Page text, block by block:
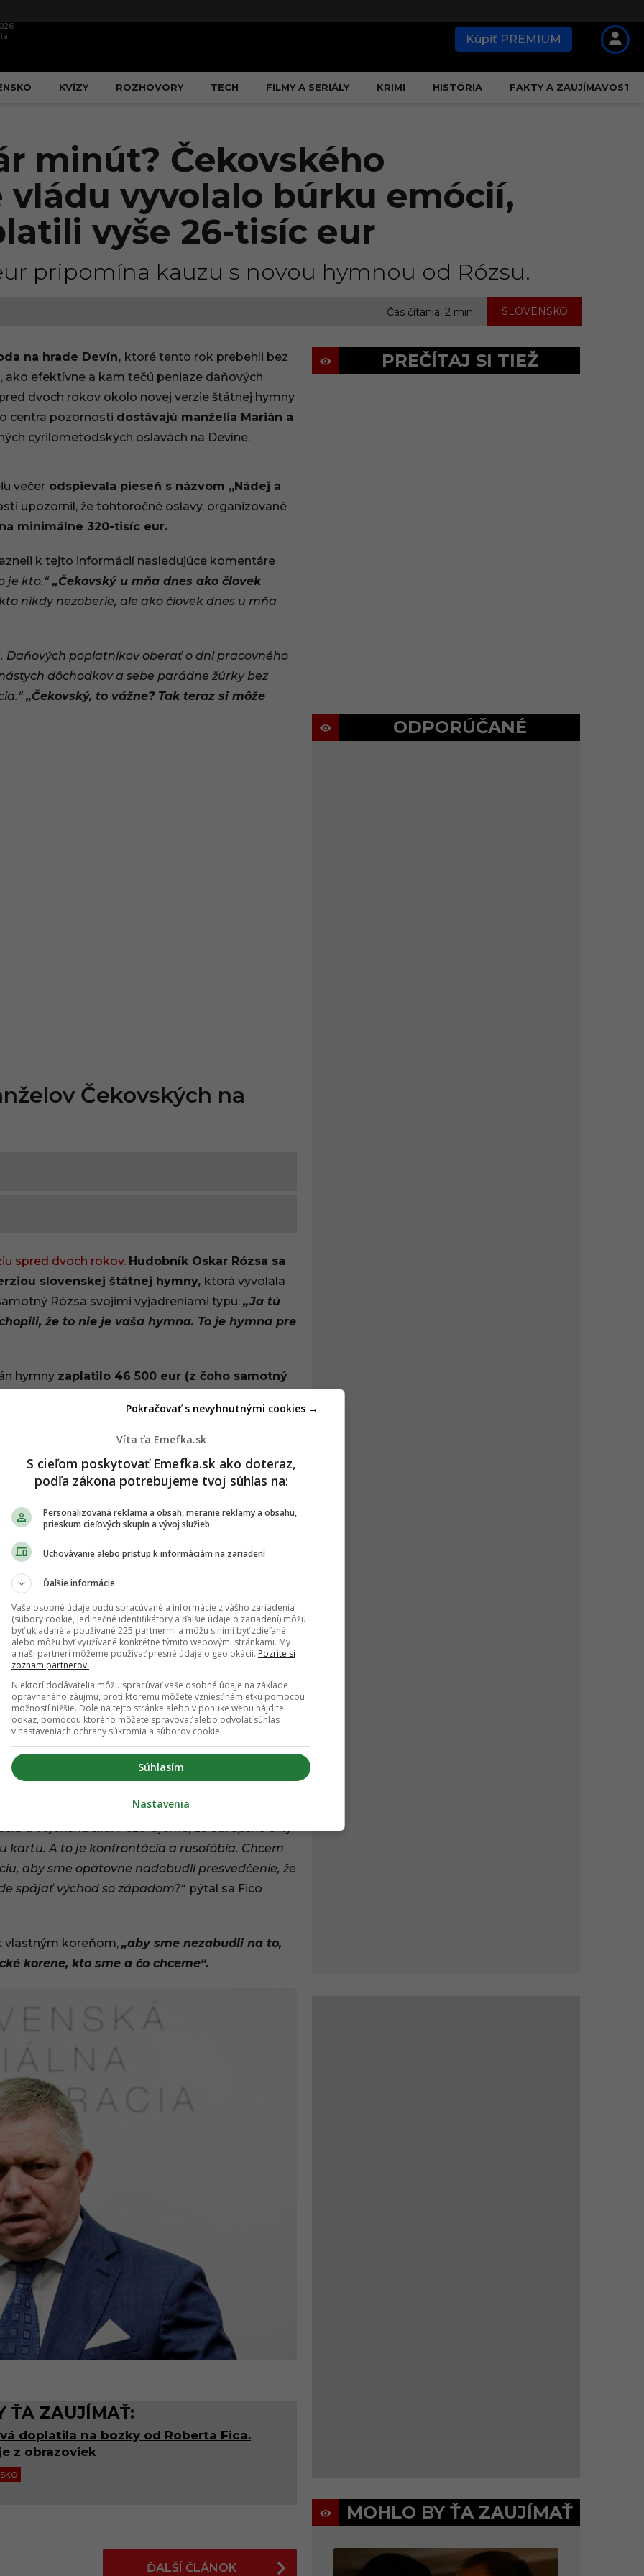
Kúpiť PREMIUM
KVÍZY ROZHOVORY TECH FILMY A SERIÁLY KRIMI HISTÓRIA FAKTY A ZAUJÍMAVOSTI
minút? Čekovského
vyvolalo búrku emócií,
vyše 26-tisíc eur
pripomína kauzu s novou hymnou od Rózsu.
Čas čítania: 2 min SLOVENSKO
na hrade Devín, ktoré tento rok prebehli bez
efektívne a kam tečú peniaze daňových
dvoch rokov okolo novej verzie štátnej hymny
centra pozornosti dostávajú manželia Marián a
cyrilometodských oslavách na Devíne.
večer odspievala pieseň s názvom „Nádej a
upozornil, že tohtoročné oslavy, organizované
minimálne 320-tisíc eur.
k tejto informácií nasledujúce komentáre
je kto.“ „Čekovský u mňa dnes ako človek
nikdy nezoberie, ale ako človek dnes u mňa
Daňových poplatníkov oberať o dni pracovného
dôchodkov a sebe parádne žúrky bez
“ „Čekovský, to vážne? Tak teraz si môže
Čekovských na
spred dvoch rokov. Hudobník Oskar Rózsa sa
slovenskej štátnej hymny, ktorá vyvolala
Rózsa svojimi vyjadreniami typu: „Ja tú
že to nie je vaša hymna. To je hymna pre
hymny zaplatilo 46 500 eur (z čoho samotný
produkciu), verejnosť ju dodnes, s
nikde inde poriadne počuť.
ŤA ZAUJÍMAŤ:
na slovenskej scéne: „Geriatrická
nahnevaný Oskar Rózsa Skrúcanému
neho rozkladá
na pódiu dominovala politická rétorika.
oslavy na hrade Devín na výzvu, aby
Hovoril najmä o potrebe
zvýrazniť
aj o kultúre mieru. Slovensko tiež podľa neho
tvrdí, že kríza v „spoločnom európskom
hodnotových základov západnej civilizácie.
ako náš spoločný európsky dom, ktorý sa
a vojenská sila. Pozorujeme, že európske elity
kartu. A to je konfrontácia a rusofóbia. Chcem
aby sme opätovne nadobudli presvedčenie, že
spájať východ so západom?“ pýtal sa Fico
vlastným koreňom, „aby sme nezabudli na to,
korene, kto sme a čo chceme“.
ŤA ZAUJÍMAŤ:
doplatila na bozky od Roberta Fica.
z obrazoviek
ĎALŠÍ ČLÁNOK
PREČÍTAJ SI TIEŽ
ODPORÚČANÉ
MOHLO BY ŤA ZAUJÍMAŤ
Víta ťa Emefka.sk
S cieľom poskytovať Emefka.sk ako doteraz,
podľa zákona potrebujeme tvoj súhlas na:
Personalizovaná reklama a obsah, meranie reklamy a obsahu,
prieskum cieľových skupín a vývoj služieb
Uchovávanie alebo prístup k informáciám na zariadení
Ďalšie informácie
Vaše osobné údaje budú spracúvané a informácie z vášho zariadenia
(súbory cookie, jedinečné identifikátory a ďalšie údaje o zariadení) môžu
byť ukladané a používané 225 partnermi a môžu s nimi byť zdieľané
alebo môžu byť využívané konkrétne týmito webovými stránkami. My
a naši partneri môžeme používať presné údaje o geolokácii. Pozrite si
zoznam partnerov.
Niektorí dodávatelia môžu spracúvať vaše osobné údaje na základe
oprávneného záujmu, proti ktorému môžete vzniesť námietku pomocou
možností nižšie. Dole na tejto stránke alebo v ponuke webu nájdite
odkaz, pomocou ktorého môžete spravovať alebo odvolať súhlas
v nastaveniach ochrany súkromia a súborov cookie.
Súhlasím
Pokračovať s nevyhnutnými cookies →
Nastavenia